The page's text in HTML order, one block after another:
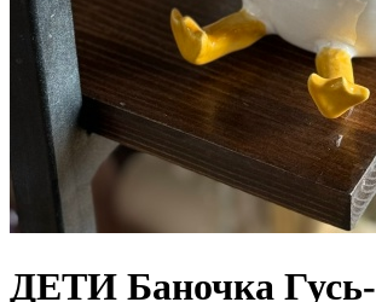
ДЕТИ Баночка Гусь-